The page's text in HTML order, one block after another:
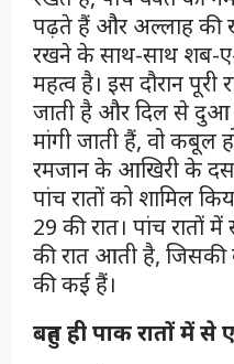
पढ़ते हैं और अल्लाह की
रखने के साथ-साथ शब-ए-
महत्व है। इस दौरान
जाती है और दिल से दुआ
मांगी जाती हैं, वो कबूल
रमजान के आखिरी के
पांच रातों को शामिल
29 की रात। पांच रातों
की रात आती है, जिसकी
की कई हैं।
बहुत ही पाक रातों में से